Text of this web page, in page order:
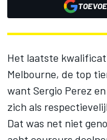
Het laatste
Melbourne, de top
want Sergio Perez
zich als
Dat was net niet